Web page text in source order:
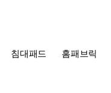
침대패드 홈패브릭